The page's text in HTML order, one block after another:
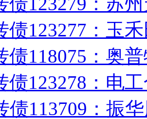
债123277：玉
债118075：奥
债123278：电
债113709：振